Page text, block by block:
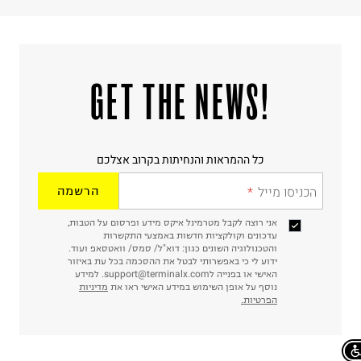
!GET THE NEWS
כל ההמראות והנחיתות בקרוב אצלכם
הכניסו מייל הרשמה
אני רוצה לקבל מטרמינל איקס מידע ופרסום על הטבות,
עדכונים וקולקציות חדשות באמצעי התקשרות
והטכנולוגיה השונים כגון: דוא"ל/ סמס/ וואטסאפ ועוד.
ידוע לי כי באפשרותי לבטל את ההסכמה בכל עת באיזור
האישי או בפנייה לsupport@terminalx.com. למידע
נוסף על אופן השימוש במידע האישי ראו את מדיניות
הפרטיות.